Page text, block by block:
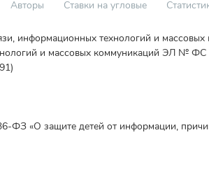
Авторы
Ставки на угловые
информационных технологий и
и массовых коммуникаций ЭЛ №
ФЗ «О защите детей от информации,